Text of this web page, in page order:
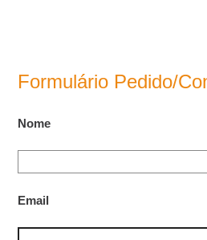
Formulário Pedido/
Nome
Email